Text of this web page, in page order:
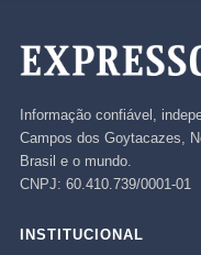
Informação confiável,
Campos dos Goytacazes,
Brasil e o mundo.
CNPJ: 60.410.739/0001-01
INSTITUCIONAL